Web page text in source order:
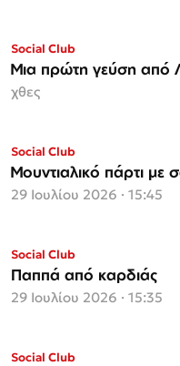
Social Club
Μια πρώτη γεύση από
χθες
Social Club
Μουντιαλικό πάρτι με
29 Ιουλίου 2026 · 15:45
Social Club
Παππά από καρδιάς
29 Ιουλίου 2026 · 15:35
Social Club